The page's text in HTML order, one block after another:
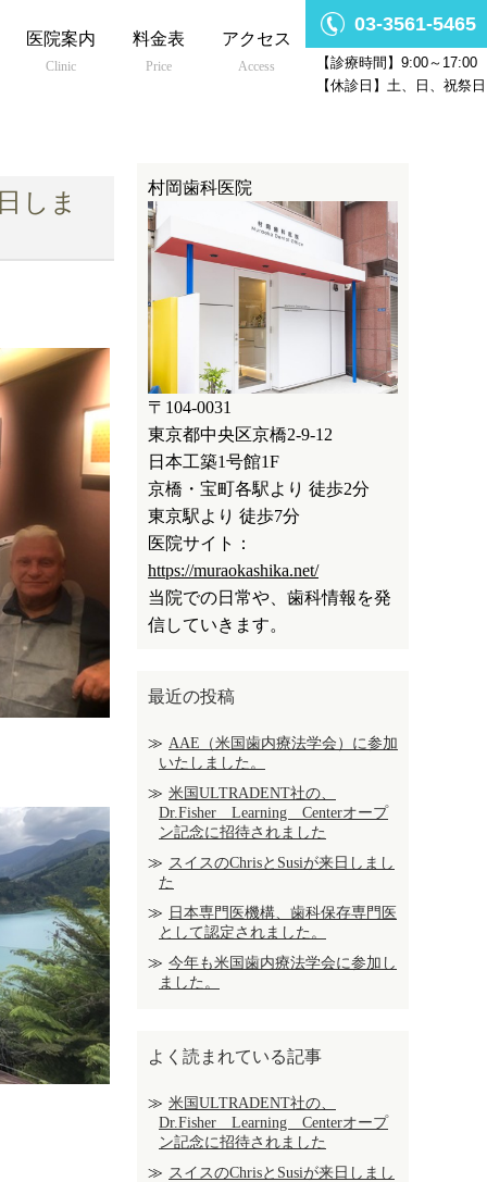
医院案内
Clinic
料金表
Price
アクセス
Access
03-3561-5465
【診療時間】9:00～17:00
【休診日】土、日、祝祭日
しま
村岡歯科医院
〒104-0031
東京都中央区京橋2-9-12
日本工築1号館1F
京橋・宝町各駅より 徒歩2分
東京駅より 徒歩7分
医院サイト：
https://muraokashika.net/
当院での日常や、歯科情報を発
信していきます。
最近の投稿
AAE（米国歯内療法学会）に参加
いたしました。
米国ULTRADENT社の、
Dr.Fisher Learning Centerオープ
ン記念に招待されました
スイスのChrisとSusiが来日しまし
た
日本専門医機構、歯科保存専門医
として認定されました。
今年も米国歯内療法学会に参加し
ました。
よく読まれている記事
米国ULTRADENT社の、
Dr.Fisher Learning Centerオープ
ン記念に招待されました
スイスのChrisとSusiが来日しまし